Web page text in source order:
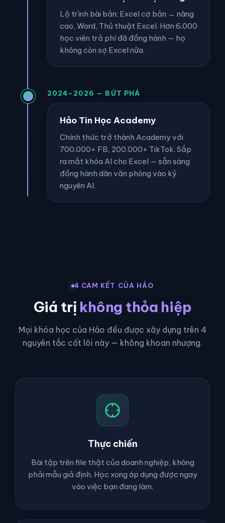
Lộ trình bài bản: Excel cơ bản → nâng
cao, Word, Thủ thuật Excel. Hơn 6.000
học viên trả phí đã đồng hành — họ
không còn sợ Excel nữa.
2024–2026 — BỨT PHÁ
Hảo Tin Học Academy
Chính thức trở thành Academy với
700.000+ FB, 200.000+ TikTok. Sắp
ra mắt khóa AI cho Excel — sẵn sàng
đồng hành dân văn phòng vào kỷ
nguyên AI.
4 CAM KẾT CỦA HẢO
Giá trị không thỏa hiệp
Mọi khóa học của Hảo đều được xây dựng trên 4
nguyên tắc cốt lõi này — không khoan nhượng.
Thực chiến
Bài tập trên file thật của doanh nghiệp, không
phải mẫu giả định. Học xong áp dụng được ngay
vào việc bạn đang làm.